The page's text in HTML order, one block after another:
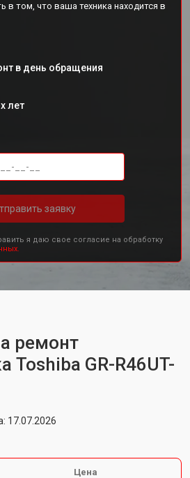
в том, что ваша техника находится в
в день обращения
лет
заявку
я даю свое согласие на обработку
ремонт
Toshiba GR-R46UT-
17.07.2026
Цена